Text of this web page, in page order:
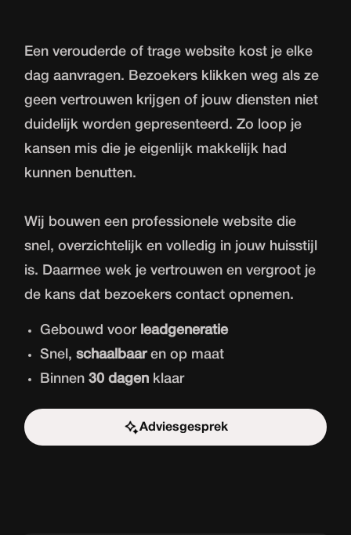
Een verouderde of tragewebsite kost je elke
dag aanvragen. Bezoekers klikken weg als ze
geen vertrouwen krijgen of jouw diensten niet
duidelijk worden gepresenteerd. Zo loop je
kansen mis die je eigenlijk makkelijk had
kunnen benutten.
Wij bouwen een professionele website die
snel, overzichtelijk en volledig in jouw huisstijl
is. Daarmee wek je vertrouwen en vergroot je
de kans dat bezoekers contact opnemen.
Gebouwd voor leadgeneratie
Snel,schaalbaaren op maat
Binnen30 dagen klaar
Adviesgesprek
Start de uitdaging